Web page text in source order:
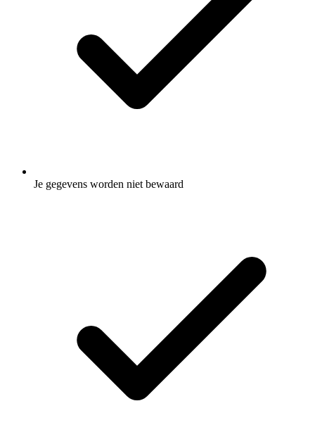
Je gegevens worden niet bewaard